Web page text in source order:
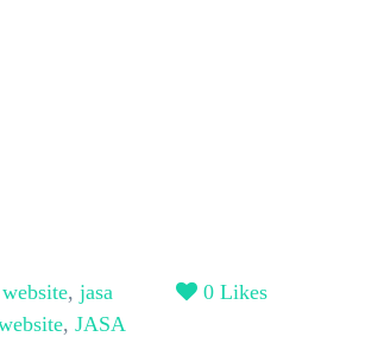
, jasa
, JASA
0 Likes